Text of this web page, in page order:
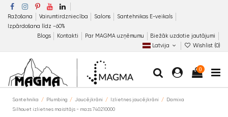
Ražošana Vairumtirdzniecība Salons
Santehnikas E-veikals
Izpārdošana līdz −60%
Blogs
Kontakti Par MAGMA uzņēmumu
Biežāk uzdotie jautājumi
Latvija
Wishlist (0)
0
Santehnika Plumbing Jaucējkrāni Izlietnes jaucējkrāni
Damixa
Silhouet izlietnes maisītājs - mazs 740210000